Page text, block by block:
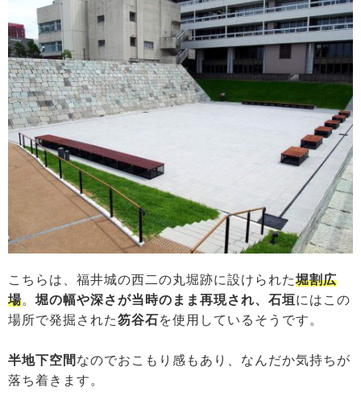
こちらは、福井城の西二の丸堀跡に設けられた堀割広
場。 堀の幅や深さが当時のまま再現され、石垣にはこの
場所で発掘された笏谷石を使用しているそうです。
半地下空間 なのでおこもり感もあり、なんだか気持ちが
落ち着きます。